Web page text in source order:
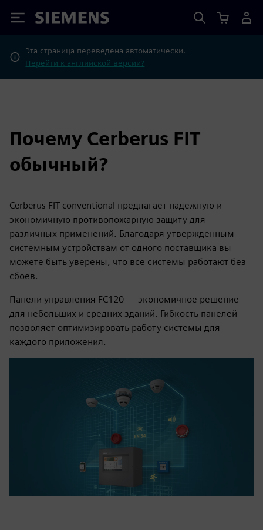
Siemens
Эта страница переведена автоматически.
Перейти к английской версии?
Почему Cerberus FIT
обычный?
Cerberus FIT conventional предлагает надежную и
экономичную противопожарную защиту для
различных применений. Благодаря утвержденным
системным устройствам от одного поставщика вы
можете быть уверены, что все системы работают без
сбоев.
Панели управления FC120 — экономичное решение
для небольших и средних зданий. Гибкость панелей
позволяет оптимизировать работу системы для
каждого приложения.